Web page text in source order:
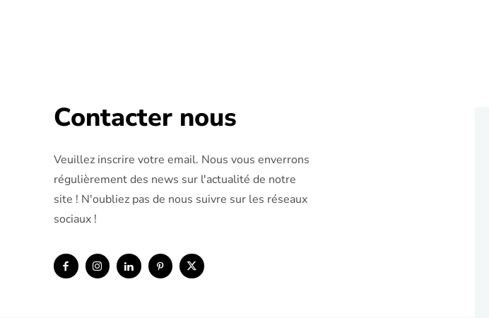
Contacter nous
Veuillez inscrire votre email. Nous vous enverrons
régulièrement des news sur l'actualité de notre
site ! N'oubliez pas de nous suivre sur les réseaux
sociaux !